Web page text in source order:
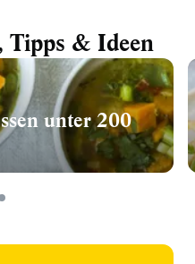
Tipps & Ideen
unter 200